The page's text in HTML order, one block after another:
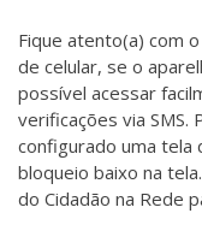
Fique atento(a) com
de celular, se o
possível acessar
verificações via
configurado uma tela
bloqueio baixo na
do Cidadão na Rede